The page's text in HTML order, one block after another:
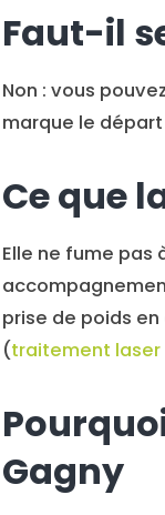
Faut-il
Non : vous
marque le
Ce que
Elle ne fume
prise de poids
(traitement
Gagny